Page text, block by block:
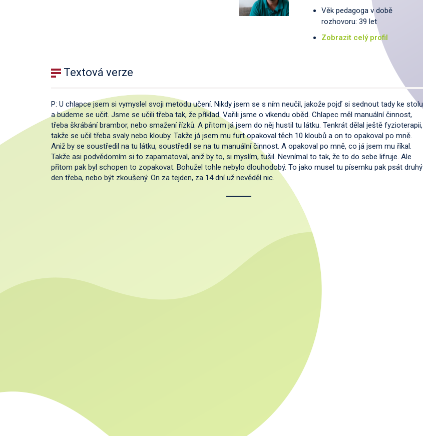
Věk pedagoga v době
rozhovoru: 39 let
Zobrazit celý profil
Textová verze
P: U chlapce jsem si vymyslel svoji metodu učení. Nikdy jsem se s ním neučil, jakože pojď si sednout tady ke stolu
a budeme se učit. Jsme se učili třeba tak, že příklad. Vařili jsme o víkendu oběd. Chlapec měl manuální činnost,
třeba škrábání brambor, nebo smažení řízků. A přitom já jsem do něj hustil tu látku. Tenkrát dělal ještě fyzioterapii,
takže se učil třeba svaly nebo klouby. Takže já jsem mu furt opakoval těch 10 kloubů a on to opakoval po mně.
Aniž by se soustředil na tu látku, soustředil se na tu manuální činnost. A opakoval po mně, co já jsem mu říkal.
Takže asi podvědomím si to zapamatoval, aniž by to, si myslím, tušil. Nevnímal to tak, že to do sebe lifruje. Ale
přitom pak byl schopen to zopakovat. Bohužel tohle nebylo dlouhodobý. To jako musel tu písemku pak psát druhý
den třeba, nebo být zkoušený. On za tejden, za 14 dní už nevěděl nic.